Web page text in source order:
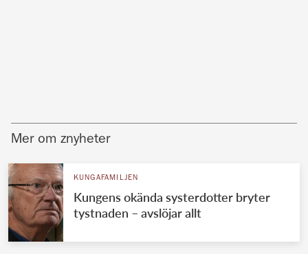
Mer om znyheter
KUNGAFAMILJEN
Kungens okända systerdotter bryter
tystnaden – avslöjar allt